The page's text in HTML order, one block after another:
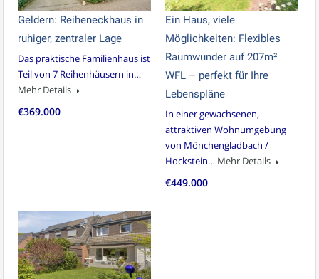
Geldern: Reiheneckhaus in
ruhiger, zentraler Lage
Das praktische Familienhaus ist
Teil von 7 Reihenhäusern in…
Mehr Details
€369.000
Ein Haus, viele
Möglichkeiten: Flexibles
Raumwunder auf 207m²
WFL – perfekt für Ihre
Lebenspläne
In einer gewachsenen,
attraktiven Wohnumgebung
von Mönchengladbach /
Hockstein… Mehr Details
€449.000